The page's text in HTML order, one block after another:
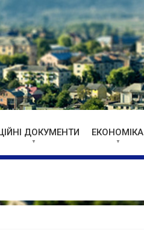
ДОКУМЕНТИ ЕКОНОМІКА